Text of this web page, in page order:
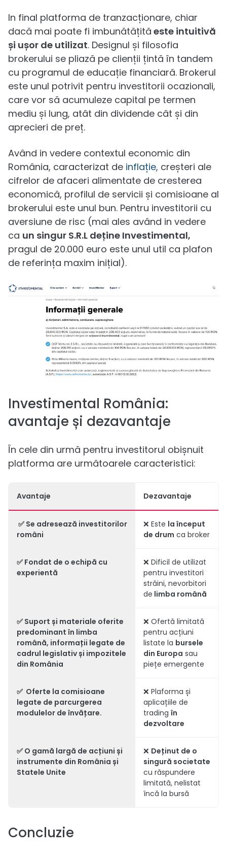
In final platforma de tranzacționare, chiar
dacă mai poate fi imbunătățită este intuitivă
și ușor de utilizat. Designul și filosofia
brokerului se pliază pe clienții țintă în tandem
cu programul de educație financiară. Brokerul
este unul potrivit pentru investitorii ocazionali,
care vor să acumuleze capital pe termen
mediu și lung, atât din dividende cât și din
aprecieri de preț.
Având in vedere contextul economic din
România, caracterizat de inflație, creșteri ale
cifrelor de afaceri alimentate de cresterea
economică, profilul de servicii și comisioane al
brokerului este unul bun. Pentru investitorii cu
aversiune de risc (mai ales având in vedere
ca un singur S.R.L deține Investimental,
pragul de 20.000 euro este unul util ca plafon
de referința maxim inițial).
Investimental România:
avantaje și dezavantaje
În cele din urmă pentru investitorul obișnuit
platforma are următoarele caracteristici:
Avantaje Dezavantaje
✅ Se adresează investitorilor
români
❌ Este la început
de drum ca broker
✅ Fondat de o echipă cu
experientă
❌ Dificil de utilizat
pentru investitori
străini, nevorbitori
de limba română
✅ Suport și materiale oferite
predominant în limba
română, informații legate de
cadrul legislativ și impozitele
din România
❌ Ofertă limitată
pentru acțiuni
listate la bursele
din Europa sau
piețe emergente
✅ Oferte la comisioane
legate de parcurgerea
modulelor de învățare.
❌ Plaforma și
aplicațiile de
trading în
dezvoltare
✅ O gamă largă de acțiuni și
instrumente din România și
Statele Unite
❌ Deținut de o
singură societate
cu răspundere
limitată, nelistat
încă la bursă
Concluzie